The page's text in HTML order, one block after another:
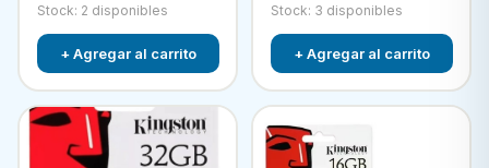
Stock: 2 disponibles
+ Agregar al carrito
Stock: 3 disponibles
+ Agregar al carrito